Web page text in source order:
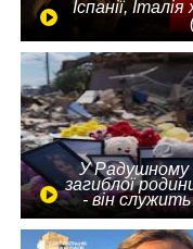
Іспанії,
У Радушному
загиблої
- він